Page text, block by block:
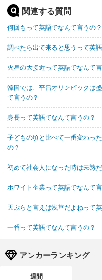
関連する質問
何回もって英語でなんて言うの？
調べたら出て来ると思うって英
火星の大接近って英語でなんて
韓国では、平昌オリンピックは
て言うの？
身長って英語でなんて言うの？
子どもの頃と比べて一番変わっ
の？
初めて社会人になった時は未熟
ホワイト企業って英語でなんて
天ぷらと言えば浅草だよねって
一番って英語でなんて言うの？
アンカーランキング
週間